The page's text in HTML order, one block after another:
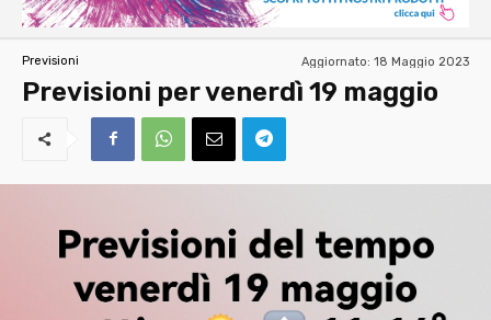
Previsioni Aggiornato: 18 Maggio 2023
Previsioni per venerdì 19 maggio